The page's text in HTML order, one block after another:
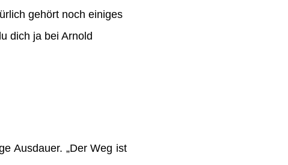
gehört noch einiges
dich ja bei Arnold
Ausdauer. „Der Weg ist